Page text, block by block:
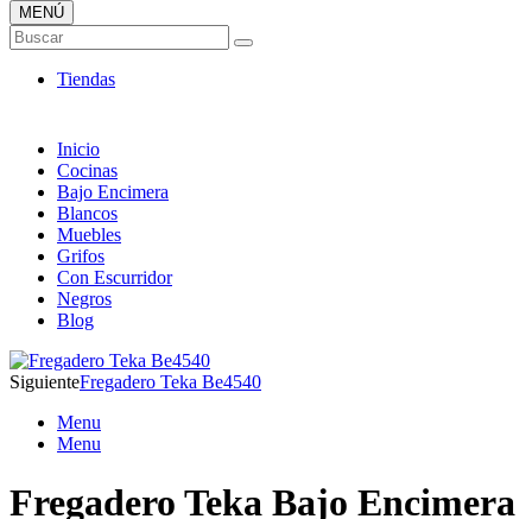
Tienda ONLINE de Fregaderos
TOP en Ventas
MENÚ
Buscar
Tiendas
Inicio
Cocinas
Bajo Encimera
Blancos
Muebles
Grifos
Con Escurridor
Negros
Blog
SiguienteFregadero Teka Be4540
Menu
Menu
Fregadero Teka Bajo Encimera